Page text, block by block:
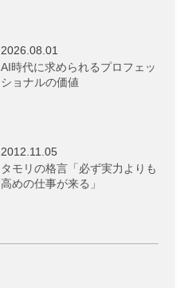
2026.08.01
AI時代に求められるプロフェッ
ショナルの価値
2012.11.05
タモリの格言「必ず実力よりも
高めの仕事が来る」